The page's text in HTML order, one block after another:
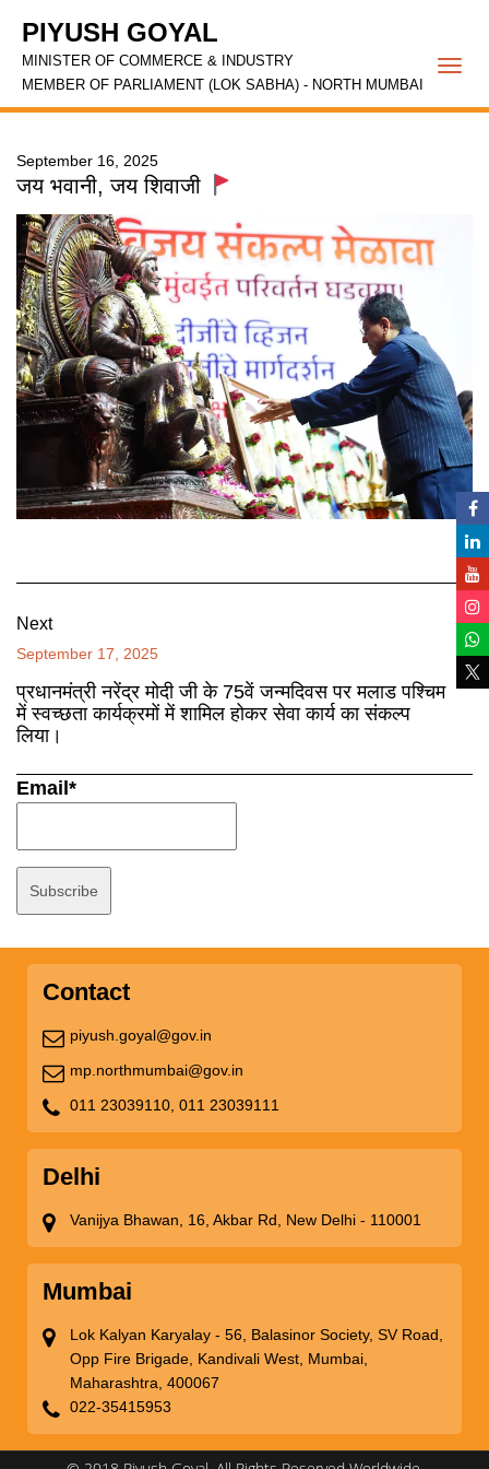
PIYUSH GOYAL
MINISTER OF COMMERCE & INDUSTRY
MEMBER OF PARLIAMENT (LOK SABHA) - NORTH MUMBAI
September 16, 2025
जय भवानी, जय शिवाजी
Next
September 17, 2025
प्रधानमंत्री नरेंद्र मोदी जी के 75वें जन्मदिवस पर मलाड पश्चिम
में स्वच्छता कार्यक्रमों में शामिल होकर सेवा कार्य का संकल्प
लिया।
Email*
Contact
piyush.goyal@gov.in
mp.northmumbai@gov.in
011 23039110, 011 23039111
Delhi
Vanijya Bhawan, 16, Akbar Rd, New Delhi - 110001
Mumbai
Lok Kalyan Karyalay - 56, Balasinor Society, SV Road,
Opp Fire Brigade, Kandivali West, Mumbai,
Maharashtra, 400067
022-35415953